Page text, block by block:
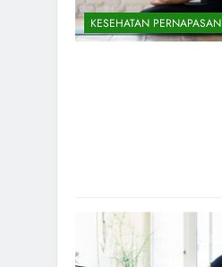
KESEHATAN PERNAPASAN